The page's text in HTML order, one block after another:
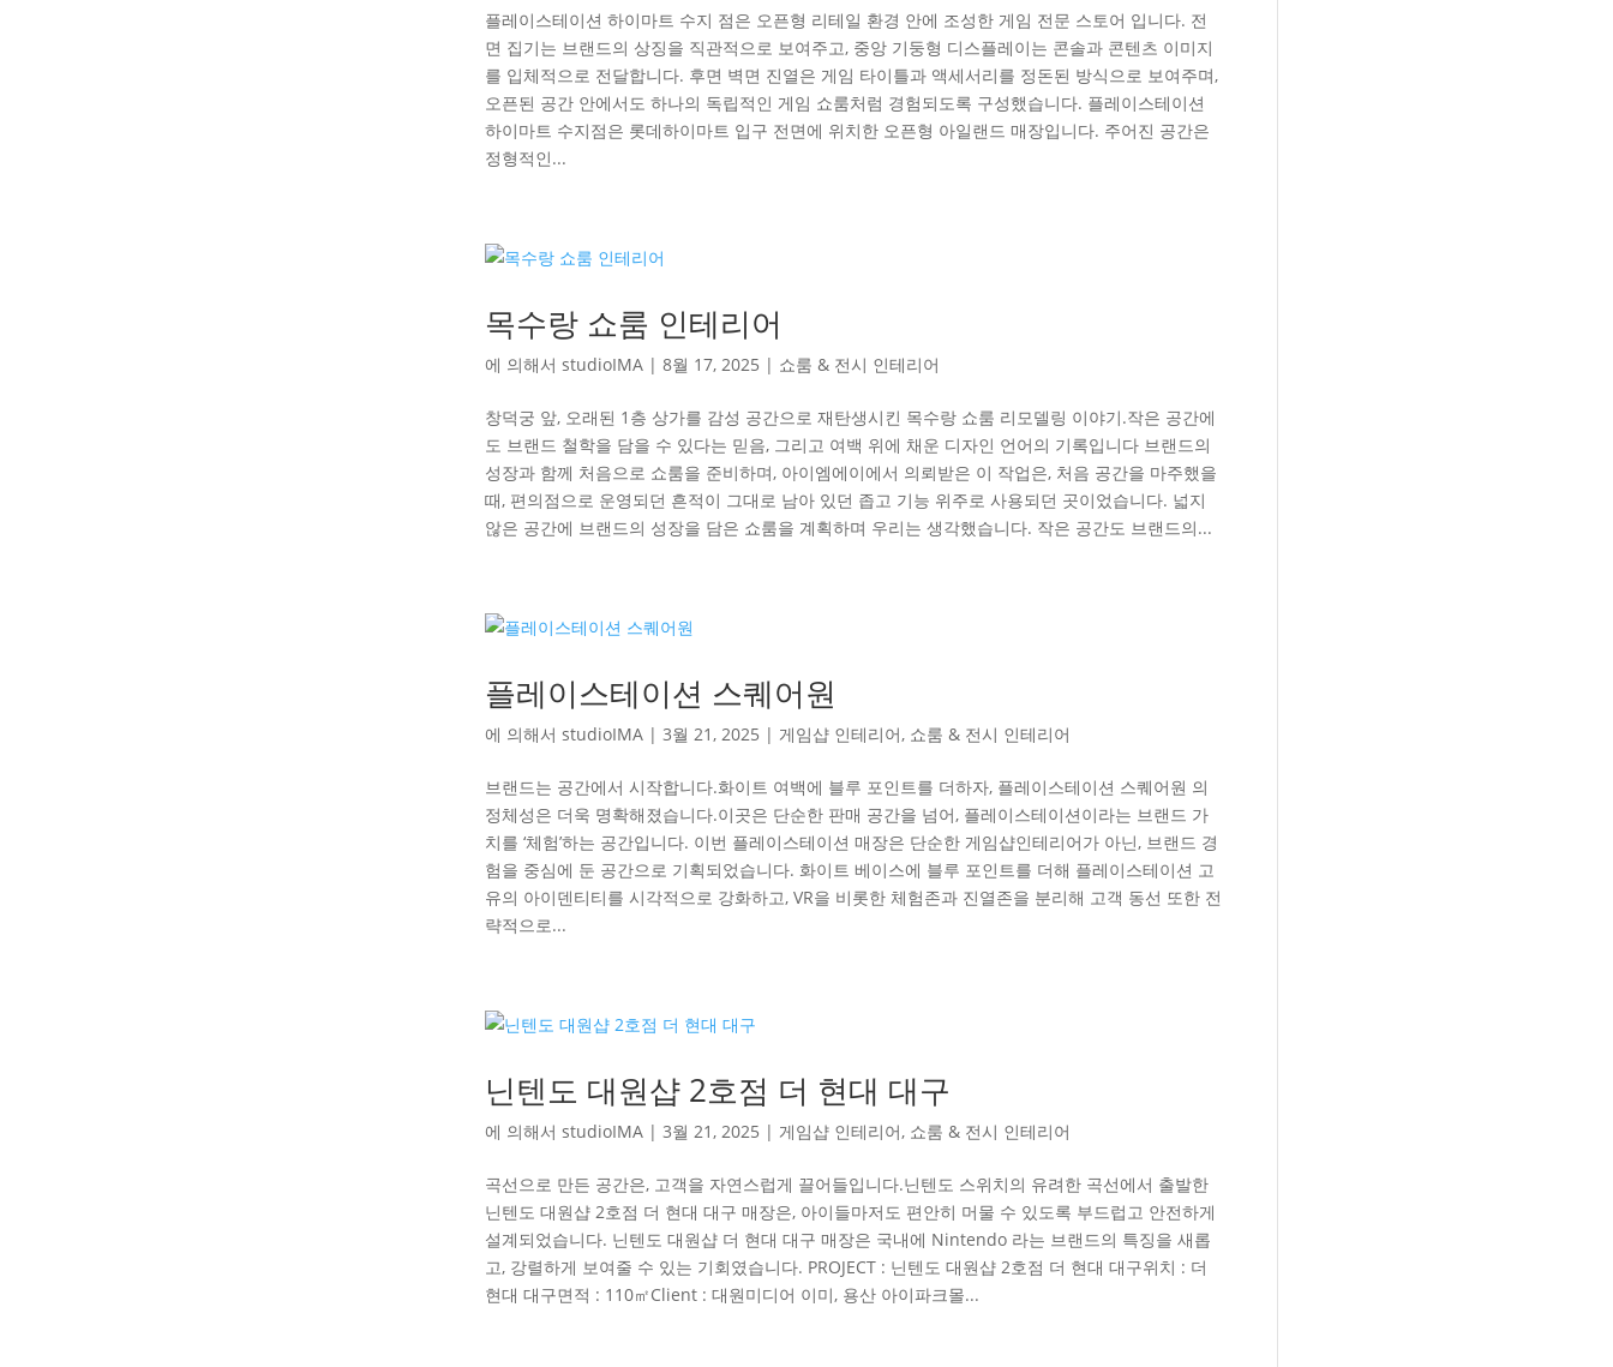
플레이스테이션 하이마트 수지 점은 오픈형 리테일 환경 안에 조성한 게임 전문 스토어 입니다. 전
면 집기는 브랜드의 상징을 직관적으로 보여주고, 중앙 기둥형 디스플레이는 콘솔과 콘텐츠 이미지
를 입체적으로 전달합니다. 후면 벽면 진열은 게임 타이틀과 액세서리를 정돈된 방식으로 보여주며,
오픈된 공간 안에서도 하나의 독립적인 게임 쇼룸처럼 경험되도록 구성했습니다. 플레이스테이션
하이마트 수지점은 롯데하이마트 입구 전면에 위치한 오픈형 아일랜드 매장입니다. 주어진 공간은
정형적인...
목수랑 쇼룸 인테리어
에 의해서studioIMA |8월 17, 2025 | 쇼룸 & 전시 인테리어
창덕궁 앞, 오래된 1층 상가를 감성 공간으로 재탄생시킨 목수랑 쇼룸 리모델링 이야기.작은 공간에
도 브랜드 철학을 담을 수 있다는 믿음, 그리고 여백 위에 채운 디자인 언어의 기록입니다 브랜드의
성장과 함께 처음으로 쇼룸을 준비하며, 아이엠에이에서 의뢰받은 이 작업은, 처음 공간을 마주했을
때, 편의점으로 운영되던 흔적이 그대로 남아 있던 좁고 기능 위주로 사용되던 곳이었습니다. 넓지
않은 공간에 브랜드의 성장을 담은 쇼룸을 계획하며 우리는 생각했습니다. 작은 공간도 브랜드의...
플레이스테이션 스퀘어원
에 의해서studioIMA |3월 21, 2025 | 게임샵 인테리어, 쇼룸 & 전시 인테리어
브랜드는 공간에서 시작합니다.화이트 여백에 블루 포인트를 더하자, 플레이스테이션 스퀘어원 의
정체성은 더욱 명확해졌습니다.이곳은 단순한 판매 공간을 넘어, 플레이스테이션이라는 브랜드 가
치를 ‘체험’하는 공간입니다. 이번 플레이스테이션 매장은 단순한 게임샵인테리어가 아닌, 브랜드 경
험을 중심에 둔 공간으로 기획되었습니다. 화이트 베이스에 블루 포인트를 더해 플레이스테이션 고
유의 아이덴티티를 시각적으로 강화하고, VR을 비롯한 체험존과 진열존을 분리해 고객 동선 또한 전
략적으로...
닌텐도 대원샵 2호점 더 현대 대구
에 의해서studioIMA |3월 21, 2025 | 게임샵 인테리어, 쇼룸 & 전시 인테리어
곡선으로 만든 공간은, 고객을 자연스럽게 끌어들입니다.닌텐도 스위치의 유려한 곡선에서 출발한
닌텐도 대원샵 2호점 더 현대 대구 매장은, 아이들마저도 편안히 머물 수 있도록 부드럽고 안전하게
설계되었습니다. 닌텐도 대원샵 더 현대 대구 매장은 국내에 Nintendo 라는 브랜드의 특징을 새롭
고, 강렬하게 보여줄 수 있는 기회였습니다. PROJECT : 닌텐도 대원샵 2호점 더 현대 대구위치 : 더
현대 대구면적 : 110㎡Client : 대원미디어 이미, 용산 아이파크몰...